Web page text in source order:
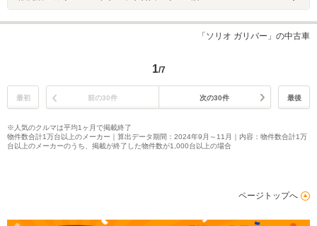
「ソリオ ガリバー」の中古車
1/7
最初 前の30件 次の30件 最後
※人気のクルマは平均1ヶ月で掲載終了
物件数合計1万台以上のメーカー｜算出データ期間：2024年9月～11月｜内容：物件数合計1万
台以上のメーカーのうち、掲載が終了した物件数が1,000台以上の場合
ページトップへ